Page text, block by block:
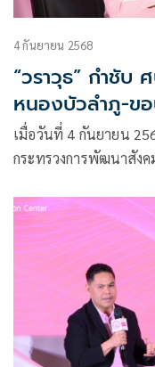
4 กันยายน 2568
“วราวุธ” กำชั
หนองบัวลำภู-ขอ
บาง ที่ได้รับผลก
เมื่อวันที่ 4 กันยายน
กระทรวงการพัฒนาสัง